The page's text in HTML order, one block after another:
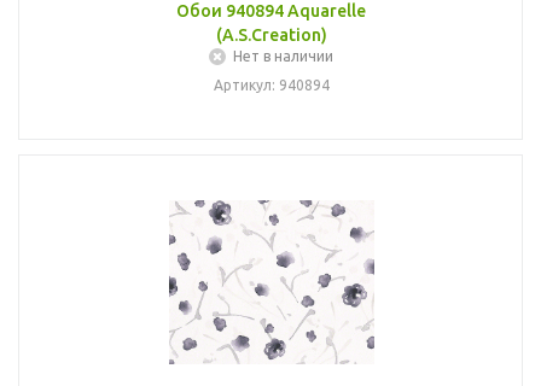
Обои 940894 Aquarelle
(A.S.Creation)
Нет в наличии
Артикул: 940894